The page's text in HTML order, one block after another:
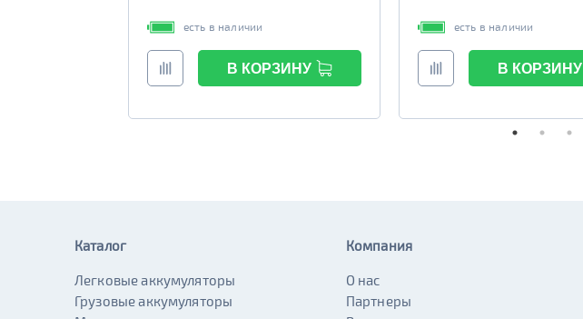
есть в наличии
В КОРЗИНУ
есть в наличии
В КОРЗИНУ
Каталог
Легковые аккумуляторы
Грузовые аккумуляторы
Компания
О нас
Партнеры